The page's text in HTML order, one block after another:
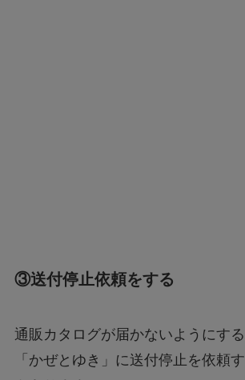
③送付停止依頼をする
通販カタログが届かないようにす
「かぜとゆき」に送付停止を依頼